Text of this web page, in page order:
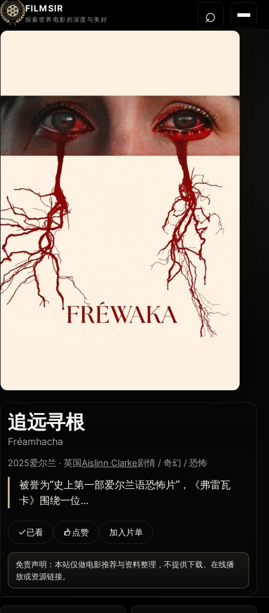
FILMSIR
探索世界电影的深度与美好 菜单
导演宇宙
影评与解读
⌕打开
追远寻根
Fréamhacha
2025爱尔兰 · 英国Aislinn Clarke剧情 / 奇幻 / 恐怖
被誉为“史上第一部爱尔兰语恐怖片”，《弗雷瓦
卡》围绕一位…
已看 点赞 加入片单
免责声明：本站仅做电影推荐与资料整理，不提供下载、在线播
放或资源链接。